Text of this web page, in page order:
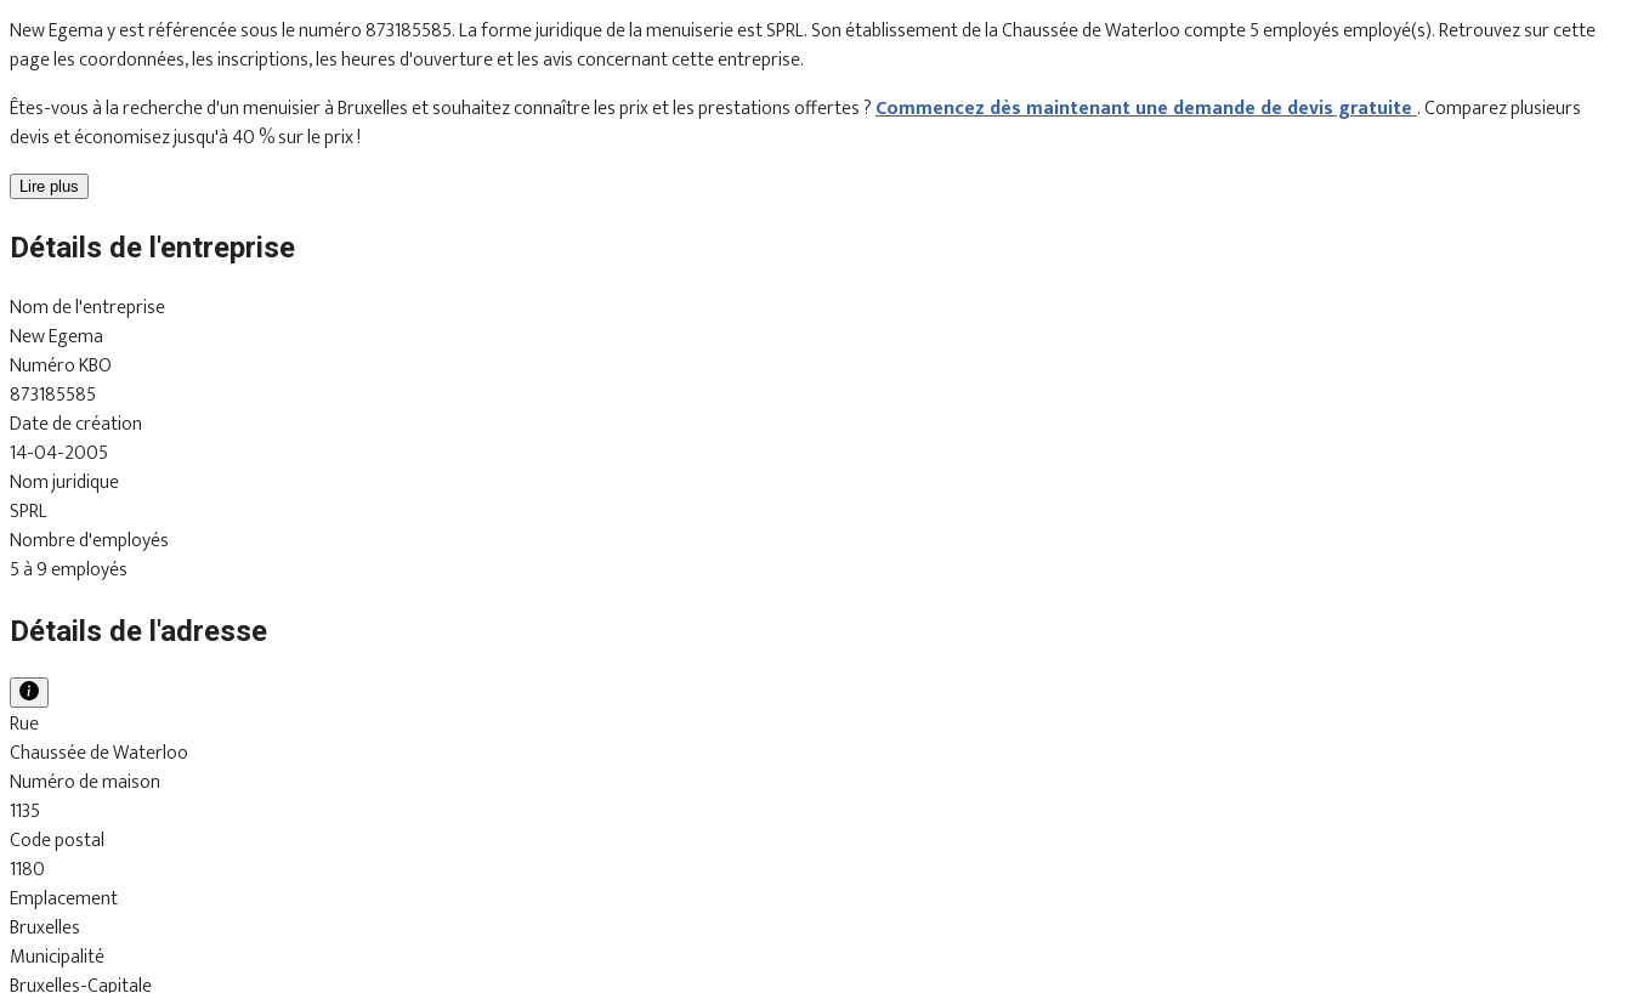
New Egema y est référencée sous le numéro 873185585. La forme juridique de la menuiserie est SPRL. Son établissement de la Chaussée de Waterloo compte 5 employés employé(s). Retrouvez sur cette
page les coordonnées, les inscriptions, les heures d'ouverture et les avis concernant cette entreprise.
Êtes-vous à la recherche d'un menuisier à Bruxelles et souhaitez connaître les prix et les prestations offertes ?Commencez dès maintenant une demande de devis gratuite. Comparez plusieurs
devis et économisez jusqu'à 40 % sur le prix !
Lire plus
Détails de l'entreprise
Nom de l'entreprise
New Egema
Numéro KBO
873185585
Date de création
14-04-2005
Nom juridique
SPRL
Nombre d'employés
5 à 9 employés
Détails de l'adresse
Rue
Chaussée de Waterloo
Numéro de maison
1135
Code postal
1180
Emplacement
Bruxelles
Municipalité
Bruxelles-Capitale